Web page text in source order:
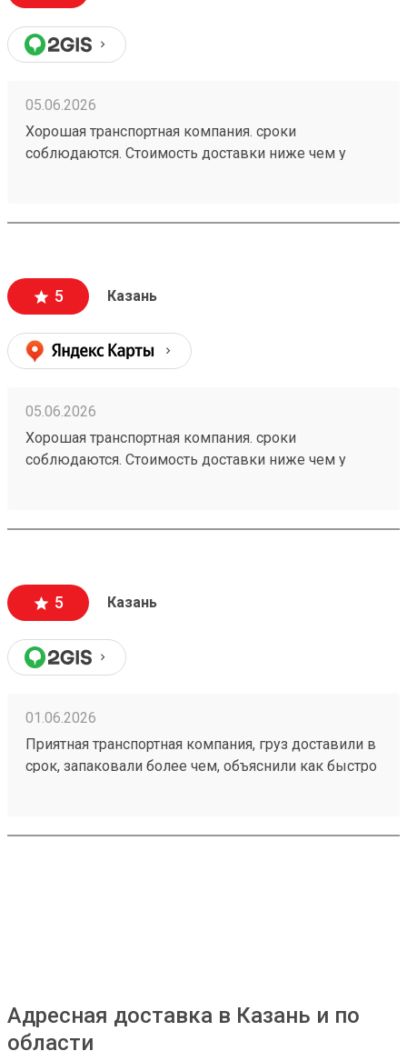
05.06.2026
Хорошая транспортная компания. сроки
соблюдаются. Стоимость доставки ниже чем у
260472502
5 Казань
05.06.2026
Хорошая транспортная компания. сроки
соблюдаются. Стоимость доставки ниже чем у
5 Казань
01.06.2026
Приятная транспортная компания, груз доставили в
срок, запаковали более чем, объяснили как быстро
территорию, но я не уверен что в этом виноват
Адресная доставка в Казань и по
области